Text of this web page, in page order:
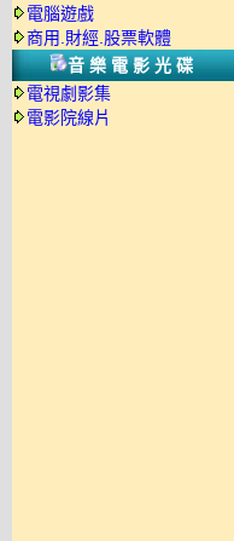
電腦遊戲
商用.財經.股票軟體
音樂電影光碟
電視劇影集
電影院線片